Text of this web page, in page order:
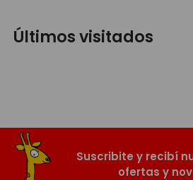
Últimos visitados
Suscribite y recibí
ofertas y